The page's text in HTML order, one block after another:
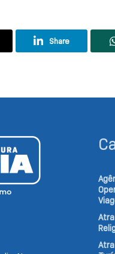
Share